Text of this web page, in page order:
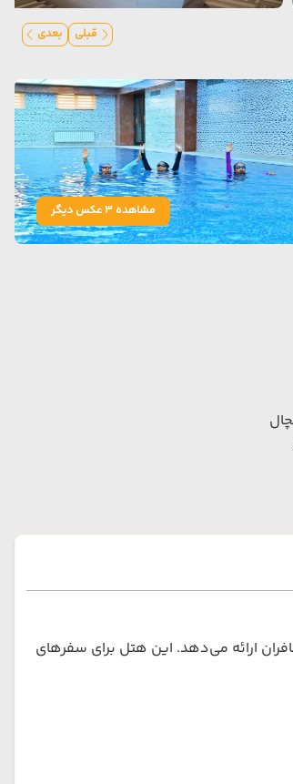
قبلی بعدی
مشاهده 3 عکس دیگر
ارائه می‌دهد. این هتل برای سفرهای